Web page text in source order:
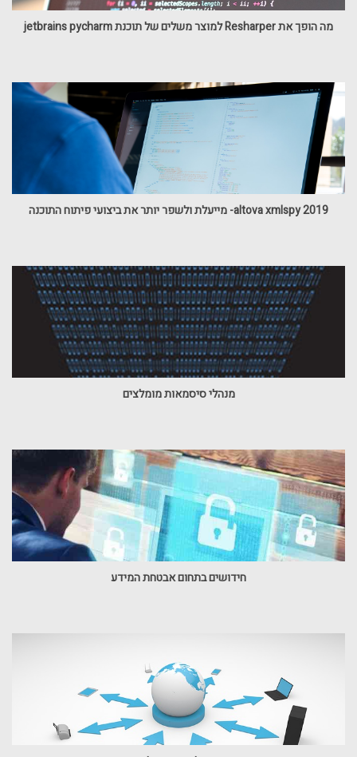
מה הופך את Resharper למוצר משלים של תוכנת jetbrains pycharm
altova xmlspy 2019- מייעלת ולשפר יותר את ביצועי פיתוח התוכנה
מנהלי סיסמאות מומלצים
חידושים בתחום אבטחת המידע